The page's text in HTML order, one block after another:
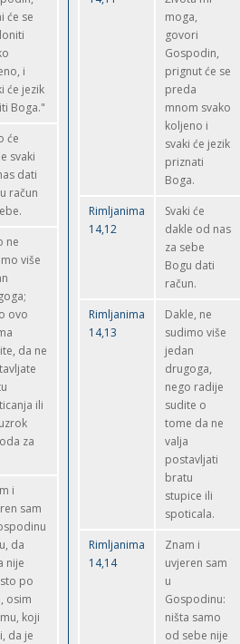
će se
i
će jezik
Boga."
će
svaki
dati
račun
ne
više
ovo
da ne
ili
za
i
sam
da
nije
po
osim
koji
da je
moga,
govori
Gospodin,
prignut će se
preda
mnom svako
koljeno i
svaki će jezik
priznati
Boga.
Rimljanima
14,12
Svaki će
dakle od nas
za sebe
Bogu dati
račun.
Rimljanima
14,13
Dakle, ne
sudimo više
jedan
drugoga,
nego radije
sudite o
tome da ne
valja
postavljati
bratu
stupice ili
spoticala.
Rimljanima
14,14
Znam i
uvjeren sam
u
Gospodinu:
ništa samo
od sebe nije